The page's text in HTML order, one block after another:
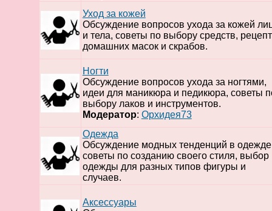
Уход за кожей
Обсуждение вопросов ухода за кожей
и тела, советы по выбору средств,
домашних масок и скрабов.
Ногти
Обсуждение вопросов ухода за ногтями,
идеи для маникюра и педикюра, советы
выбору лаков и инструментов.
Модератор: Орхидея73
Одежда
Обсуждение модных тенденций в
советы по созданию своего стиля, выбор
одежды для разных типов фигуры и
случаев.
Аксессуары